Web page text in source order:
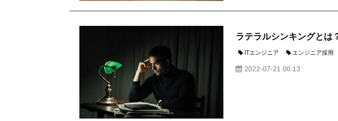
ラテラルシンキングとは
ITエンジニア エンジニア採用
2022-07-21 00:13